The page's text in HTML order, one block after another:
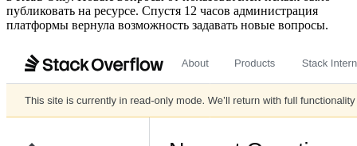
публиковать на ресурсе. Спустя 12 часов администрация
платформы вернула возможность задавать новые вопросы.